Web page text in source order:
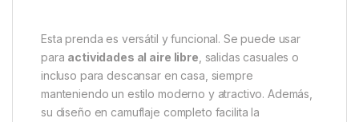
Incorpora unparche tejido en el brazo, que añade
un detalle estético distintivo sin comprometer la
comodidad. La sudadera mantiene su forma y color